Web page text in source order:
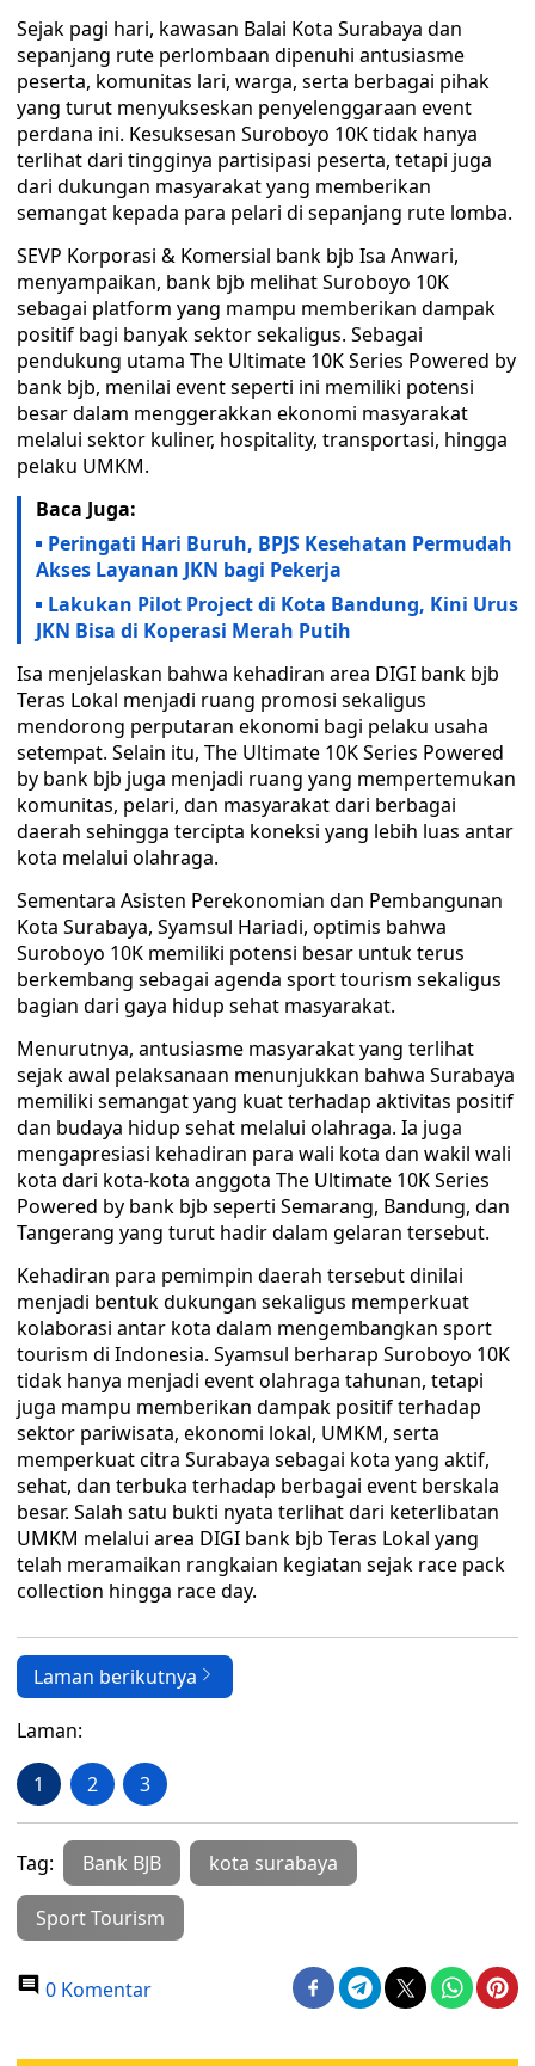
Sejak pagi hari, kawasan Balai Kota Surabaya dan
sepanjang rute perlombaan dipenuhi antusiasme
peserta, komunitas lari, warga, serta berbagai pihak
yang turut menyukseskan penyelenggaraan event
perdana ini. Kesuksesan Suroboyo 10K tidak hanya
terlihat dari tingginya partisipasi peserta, tetapi juga
dari dukungan masyarakat yang memberikan
semangat kepada para pelari di sepanjang rute lomba.
SEVP Korporasi & Komersial bank bjb Isa Anwari,
menyampaikan, bank bjb melihat Suroboyo 10K
sebagai platform yang mampu memberikan dampak
positif bagi banyak sektor sekaligus. Sebagai
pendukung utama The Ultimate 10K Series Powered by
bank bjb, menilai event seperti ini memiliki potensi
besar dalam menggerakkan ekonomi masyarakat
melalui sektor kuliner, hospitality, transportasi, hingga
pelaku UMKM.
Baca Juga:
Peringati Hari Buruh, BPJS Kesehatan Permudah
Akses Layanan JKN bagi Pekerja
Lakukan Pilot Project di Kota Bandung, Kini Urus
JKN Bisa di Koperasi Merah Putih
Isa menjelaskan bahwa kehadiran area DIGI bank bjb
Teras Lokal menjadi ruang promosi sekaligus
mendorong perputaran ekonomi bagi pelaku usaha
setempat. Selain itu, The Ultimate 10K Series Powered
by bank bjb juga menjadi ruang yang mempertemukan
komunitas, pelari, dan masyarakat dari berbagai
daerah sehingga tercipta koneksi yang lebih luas antar
kota melalui olahraga.
Sementara Asisten Perekonomian dan Pembangunan
Kota Surabaya, Syamsul Hariadi, optimis bahwa
Suroboyo 10K memiliki potensi besar untuk terus
berkembang sebagai agenda sport tourism sekaligus
bagian dari gaya hidup sehat masyarakat.
Menurutnya, antusiasme masyarakat yang terlihat
sejak awal pelaksanaan menunjukkan bahwa Surabaya
memiliki semangat yang kuat terhadap aktivitas positif
dan budaya hidup sehat melalui olahraga. Ia juga
mengapresiasi kehadiran para wali kota dan wakil wali
kota dari kota-kota anggota The Ultimate 10K Series
Powered by bank bjb seperti Semarang, Bandung, dan
Tangerang yang turut hadir dalam gelaran tersebut.
Kehadiran para pemimpin daerah tersebut dinilai
menjadi bentuk dukungan sekaligus memperkuat
kolaborasi antar kota dalam mengembangkan sport
tourism di Indonesia. Syamsul berharap Suroboyo 10K
tidak hanya menjadi event olahraga tahunan, tetapi
juga mampu memberikan dampak positif terhadap
sektor pariwisata, ekonomi lokal, UMKM, serta
memperkuat citra Surabaya sebagai kota yang aktif,
sehat, dan terbuka terhadap berbagai event berskala
besar. Salah satu bukti nyata terlihat dari keterlibatan
UMKM melalui area DIGI bank bjb Teras Lokal yang
telah meramaikan rangkaian kegiatan sejak race pack
collection hingga race day.
Laman berikutnya
Laman:
1 2 3
Tag: Bank BJB kota surabaya
Sport Tourism
0 Komentar